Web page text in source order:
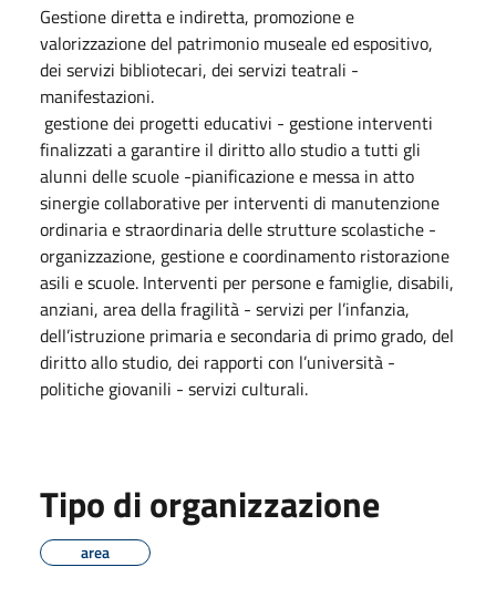
Gestione diretta e indiretta, promozione e
valorizzazione del patrimonio museale ed espositivo,
dei servizi bibliotecari, dei servizi teatrali -
manifestazioni.
gestione dei progetti educativi - gestione interventi
finalizzati a garantire il diritto allo studio a tutti gli
alunni delle scuole -pianificazione e messa in atto
sinergie collaborative per interventi di manutenzione
ordinaria e straordinaria delle strutture scolastiche -
organizzazione, gestione e coordinamento ristorazione
asili e scuole. Interventi per persone e famiglie, disabili,
anziani, area della fragilità - servizi per l’infanzia,
dell’istruzione primaria e secondaria di primo grado, del
diritto allo studio, dei rapporti con l’università -
politiche giovanili - servizi culturali.
Tipo di organizzazione
area